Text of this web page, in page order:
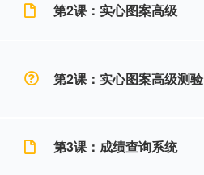
第2课：实心图案高级
第2课：实心图案高级测验
第3课：成绩查询系统